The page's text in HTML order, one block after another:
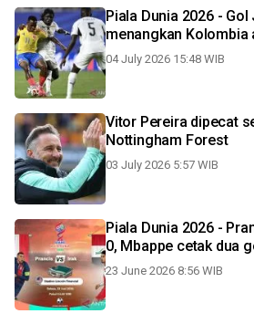
Piala Dunia 2026 -
menangkan Kolombia
04 July 2026 15:48 WIB
Vitor Pereira dipecat
Nottingham Forest
03 July 2026 5:57 WIB
Piala Dunia 2026 -
0, Mbappe cetak dua
23 June 2026 8:56 WIB